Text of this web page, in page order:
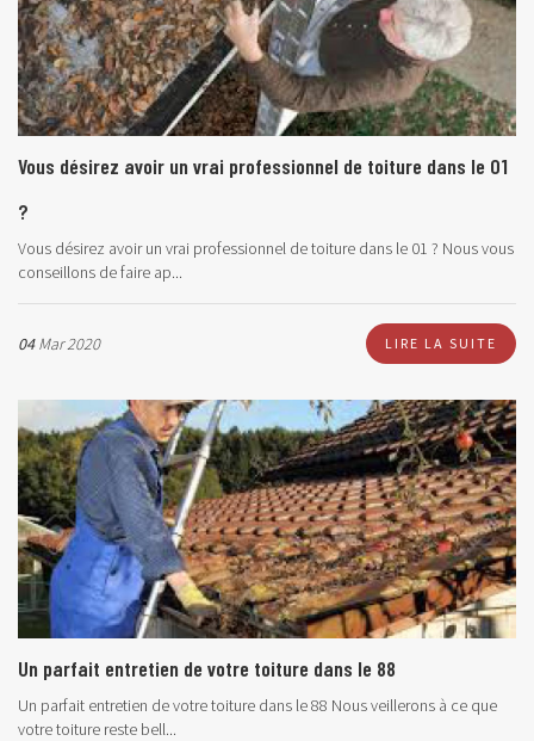
Vous désirez avoir un vrai professionnel de toiture dans le 01
?
Vous désirez avoir un vrai professionnel de toiture dans le 01 ? Nous vous
conseillons de faire ap...
04Mar 2020 LIRE LA SUITE
Un parfait entretien de votre toiture dans le 88
Un parfait entretien de votre toiture dans le 88 Nous veillerons à ce que
votre toiture reste bell...